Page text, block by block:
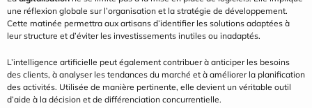
une réflexion globale sur l’organisation et la stratégie de développement.
Cette matinée permettra aux artisans d’identifier les solutions adaptées à
leur structure et d’éviter les investissements inutiles ou inadaptés.
L’intelligence artificielle peut également contribuer à anticiper les besoins
des clients, à analyser les tendances du marché et à améliorer la planification
des activités. Utilisée de manière pertinente, elle devient un véritable outil
d’aide à la décision et de différenciation concurrentielle.